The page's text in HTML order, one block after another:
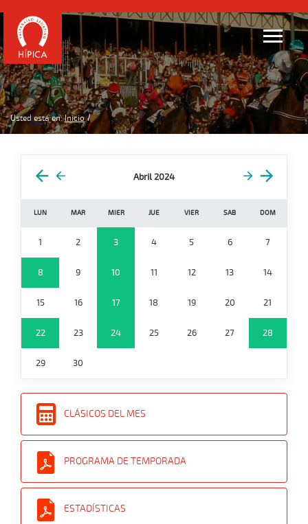
Usted está en: Inicio
Abril 2024
LUN MAR MIER JUE VIER SAB DOM
1 2 3 4 5 6 7
8 9 10 11 12 13 14
15 16 17 18 19 20 21
22 23 24 25 26 27 28
29 30
CLÁSICOS DEL MES
PROGRAMA DE TEMPORADA
ESTADÍSTICAS